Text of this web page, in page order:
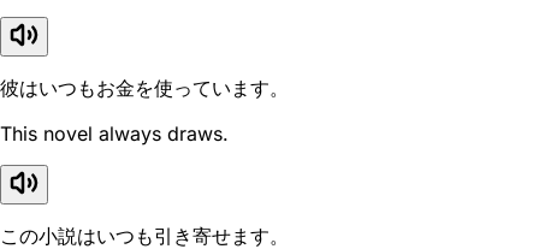
彼はいつもお金を使っています。
This novel always draws.
この小説はいつも引き寄せます。